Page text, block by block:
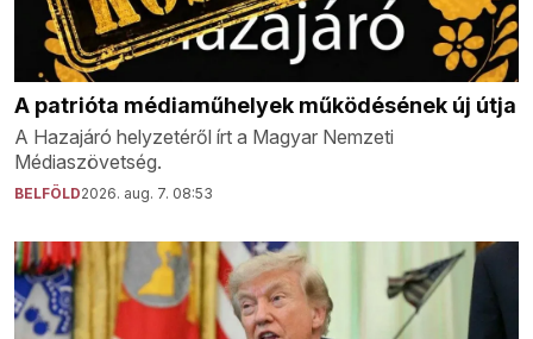
A patrióta médiaműhelyek működésének új útja
A Hazajáró helyzetéről írt a Magyar Nemzeti
Médiaszövetség.
BELFÖLD2026. aug. 7. 08:53